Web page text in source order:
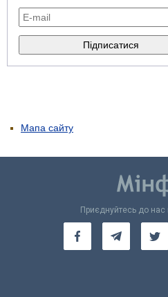
Мапа сайту
Приєднуйтесь до